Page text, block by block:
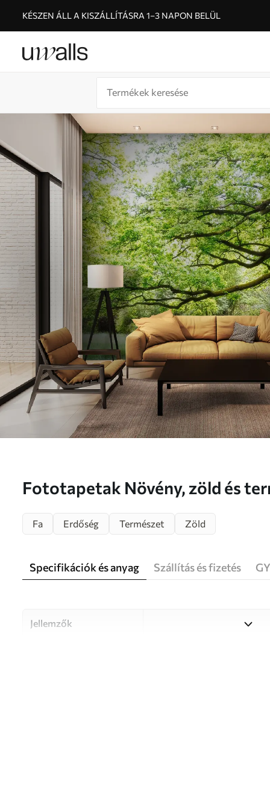
KÉSZEN ÁLL A KISZÁLLÍTÁSRA 1–3 NAPON BELÜL
Fototapetak Növény, zöld és
Fa Erdőség Természet Zöld
Specifikációk és anyag Szállítás és fizetés
Jellemzők
A képet az Ön által